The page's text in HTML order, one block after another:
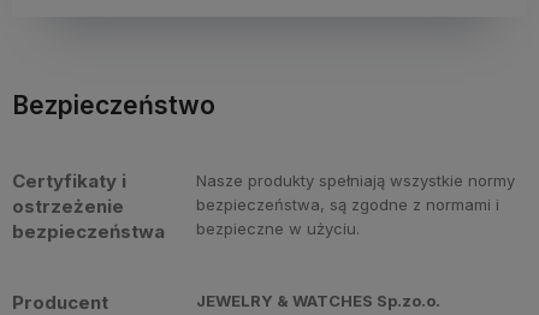
Bezpieczeństwo
Certyfikaty i
ostrzeżenie
bezpieczeństwa
Nasze produkty spełniają wszystkie normy
bezpieczeństwa, są zgodne z normami i
bezpieczne w użyciu.
Producent
JEWELRY & WATCHES Sp.zo.o.